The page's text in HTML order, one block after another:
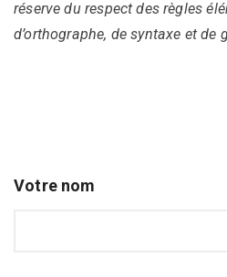
réserve du respect des règles
d’orthographe, de syntaxe et de
Votre nom